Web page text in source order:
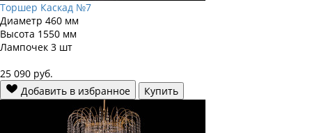
Торшер Каскад №7
Диаметр 460 мм
Высота 1550 мм
Лампочек 3 шт
25 090 руб.
Добавить в избранное
Купить